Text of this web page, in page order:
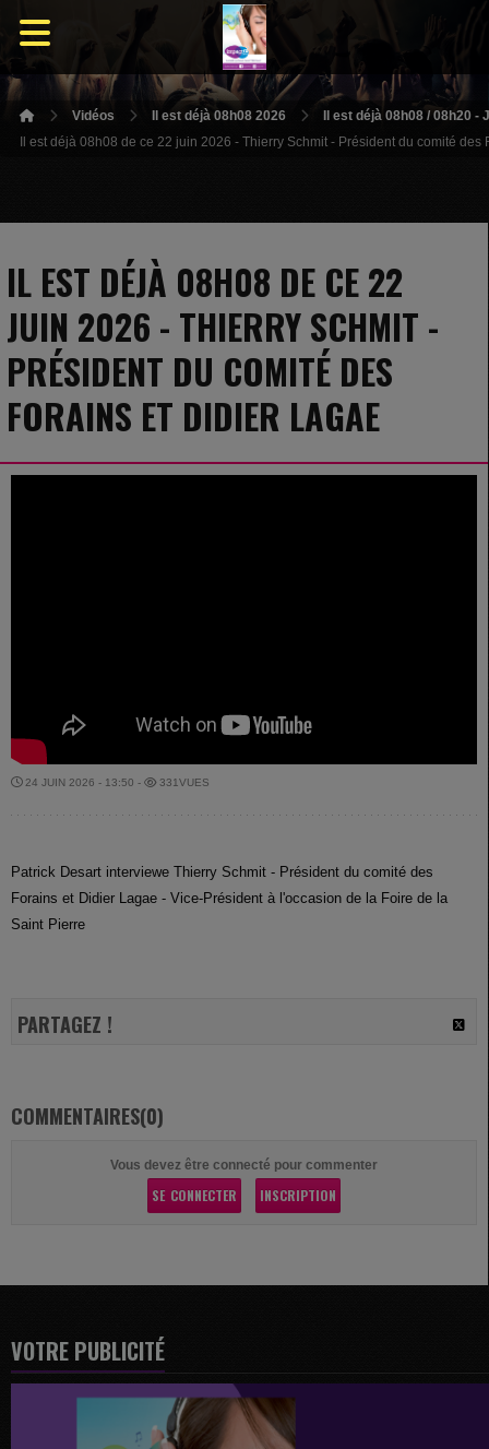
Vidéos Il est déjà 08h08 2026
Il est déjà 08h08 / 08h20 -
Il est déjà 08h08 de ce 22 juin 2026 - Thierry Schmit - Président du comité
IL EST DÉJÀ 08H08 DE CE 22
JUIN 2026 - THIERRY SCHMIT -
PRÉSIDENT DU COMITÉ DES
FORAINS ET DIDIER LAGAE
24 JUIN 2026 - 13:50 - 331VUES
Patrick Desart interviewe Thierry Schmit - Président du comité des
Forains et Didier Lagae - Vice-Président à l'occasion de la Foire de la
Saint Pierre
PARTAGEZ !
COMMENTAIRES(0)
Vous devez être connecté pour commenter
SE CONNECTER INSCRIPTION
VOTRE PUBLICITÉ